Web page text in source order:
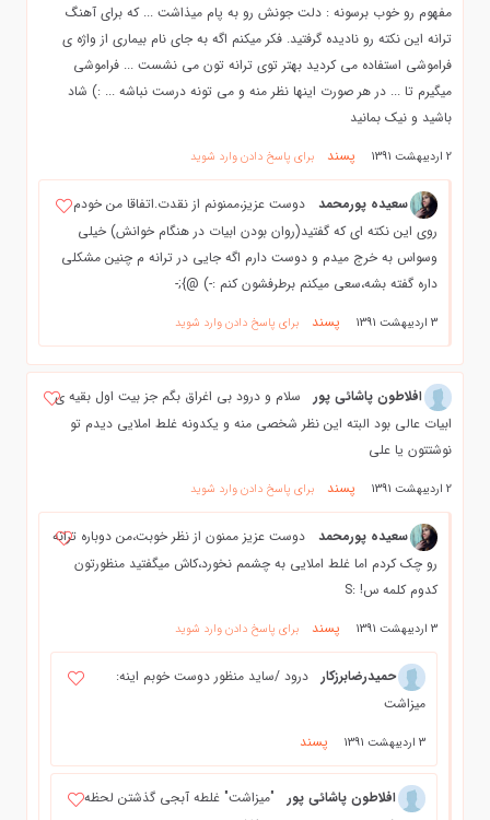
مفهوم رو خوب برسونه : دلت جونش رو به پام میذاشت ... که برای آهنگ
ترانه این نکته رو نادیده گرفتید. فکر میکنم اگه به جای نام بیماری از واژه ی
فراموشی استفاده می کردید بهتر توی ترانه تون می نشست ... فراموشی
میگیرم تا ... در هر صورت اینها نظر منه و می تونه درست نباشه ... :) شاد
باشید و نیک بمانید
2 اردیبهشت 1391 پسند برای پاسخ دادن وارد شوید
سعیده پورمحمد
دوست عزیز،ممنونم از نقدت.اتفاقا من خودم
روی این نکته ای که گفتید(روان بودن ابیات در هنگام خوانش) خیلی
وسواس به خرج میدم و دوست دارم اگه جایی در ترانه م چنین مشکلی
داره گفته بشه،سعی میکنم برطرفشون کنم :-) @};-
3 اردیبهشت 1391 پسند برای پاسخ دادن وارد شوید
افلاطون پاشائي پور
سلام و درود بي اغراق بگم جز بيت اول بقيه ي
ابيات عالي بود البته اين نظر شخصي منه و يكدونه غلط املايي ديدم تو
نوشتتون يا علي
2 اردیبهشت 1391 پسند برای پاسخ دادن وارد شوید
سعیده پورمحمد
دوست عزیز ممنون از نظر خوبت،من دوباره ترانه
رو چک کردم اما غلط املایی به چشمم نخورد،کاش میگفتید منظورتون
کدوم کلمه س! :S
3 اردیبهشت 1391 پسند برای پاسخ دادن وارد شوید
حميدرضابرزكار
درود /ساید منظور دوست خوبم اینه:
میزاشت
3 اردیبهشت 1391 پسند
افلاطون پاشائي پور
"ميزاشت" غلطه آبجي گذشتن لحظه